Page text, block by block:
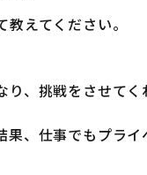
えてください。
、挑戦をさせて
、仕事でもプラ